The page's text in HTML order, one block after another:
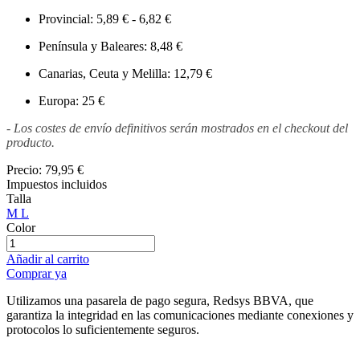
Provincial: 5,89 € - 6,82 €
Península y Baleares: 8,48 €
Canarias, Ceuta y Melilla: 12,79 €
Europa: 25 €
- Los costes de envío definitivos serán mostrados en el checkout del
producto.
Precio: 79,95 €
Impuestos incluidos
Talla
M L
Color
Añadir al carrito
Comprar ya
Utilizamos una pasarela de pago segura, Redsys BBVA, que
garantiza la integridad en las comunicaciones mediante conexiones y
protocolos lo suficientemente seguros.